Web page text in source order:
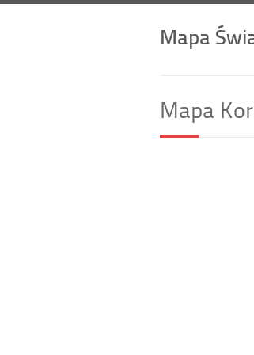
Mapa
Mapa